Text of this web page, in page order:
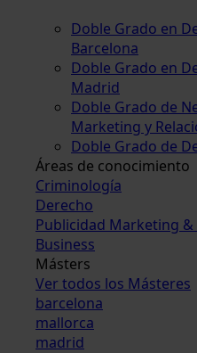
Doble Grado en
Barcelona
Doble Grado en
Madrid
Doble Grado de
Marketing y
Doble Grado de
Áreas de conocimiento
Criminología
Derecho
Publicidad Marketing &
Business
Másters
Ver todos los Másteres
barcelona
mallorca
madrid